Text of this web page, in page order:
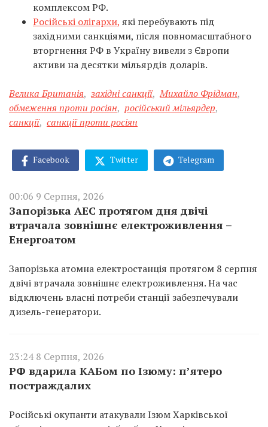
комплексом РФ.
Російські олігархи, які перебувають під
західними санкціями, після повномасштабного
вторгнення РФ в Україну вивели з Європи
активи на десятки мільярдів доларів.
Велика Британія, західні санкції, Михайло Фрідман,
обмеження проти росіян, російський мільярдер,
санкції, санкції проти росіян
Facebook Twitter Telegram
00:06 9 Серпня, 2026
Запорізька АЕС протягом дня двічі
втрачала зовнішнє електроживлення –
Енергоатом
Запорізька атомна електростанція протягом 8 серпня
двічі втрачала зовнішнє електроживлення. На час
відключень власні потреби станції забезпечували
дизель-генератори.
23:24 8 Серпня, 2026
РФ вдарила КАБом по Ізюму: п’ятеро
постраждалих
Російські окупанти атакували Ізюм Харківської